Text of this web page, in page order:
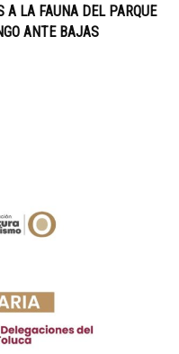
A LA FAUNA DEL PARQUE
ANTE BAJAS